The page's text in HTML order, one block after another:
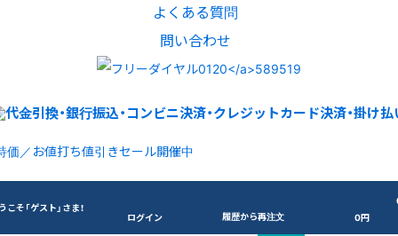
よくある質問
問い合わせ
価／お値打ち値引きセール開催中
こそ「ゲスト」さま！
ログイン 履歴から再注文
0円